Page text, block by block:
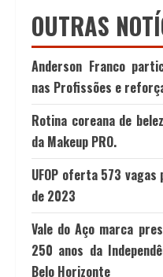
OUTRAS
Anderson Franco
nas Profissões e
Rotina coreana de
da Makeup PRO.
UFOP oferta 573
de 2023
Vale do Aço marca
250 anos da
Belo Horizonte